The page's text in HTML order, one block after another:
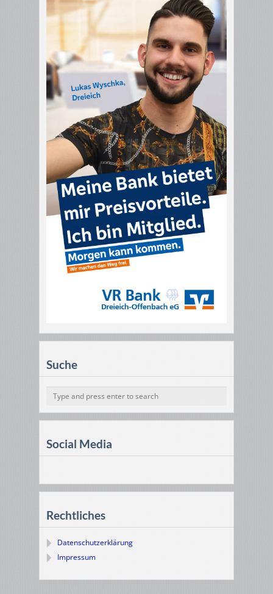
Suche
Social Media
Rechtliches
Datenschutzerklärung
Impressum